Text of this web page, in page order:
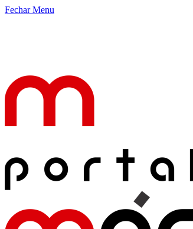
Fechar Menu